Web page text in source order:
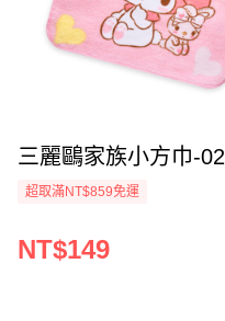
三麗鷗家族小方巾-02
超取滿NT$859免運
NT$149